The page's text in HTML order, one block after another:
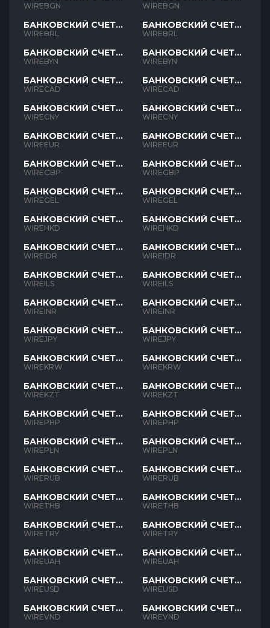
BGN
WIREBGN
БАНКОВСКИЙ СЧЕТ
BRL
WIREBRL
БАНКОВСКИЙ СЧЕТ
BYN
WIREBYN
БАНКОВСКИЙ СЧЕТ
CAD
WIRECAD
БАНКОВСКИЙ СЧЕТ
CNY
WIRECNY
БАНКОВСКИЙ СЧЕТ
EUR
WIREEUR
БАНКОВСКИЙ СЧЕТ
GBP
WIREGBP
БАНКОВСКИЙ СЧЕТ
GEL
WIREGEL
БАНКОВСКИЙ СЧЕТ
HKD
WIREHKD
БАНКОВСКИЙ СЧЕТ
IDR
WIREIDR
БАНКОВСКИЙ СЧЕТ
ILS
WIREILS
БАНКОВСКИЙ СЧЕТ
INR
WIREINR
БАНКОВСКИЙ СЧЕТ
JPY
WIREJPY
БАНКОВСКИЙ СЧЕТ
KRW
WIREKRW
БАНКОВСКИЙ СЧЕТ
KZT
WIREKZT
БАНКОВСКИЙ СЧЕТ
PHP
WIREPHP
БАНКОВСКИЙ СЧЕТ
PLN
WIREPLN
БАНКОВСКИЙ СЧЕТ
RUB
WIRERUB
БАНКОВСКИЙ СЧЕТ
THB
WIRETHB
БАНКОВСКИЙ СЧЕТ
TRY
WIRETRY
БАНКОВСКИЙ СЧЕТ
UAH
WIREUAH
БАНКОВСКИЙ СЧЕТ
USD
WIREUSD
БАНКОВСКИЙ СЧЕТ
VND
WIREVND
BGN
WIREBGN
БАНКОВСКИЙ СЧЕТ
BRL
WIREBRL
БАНКОВСКИЙ СЧЕТ
BYN
WIREBYN
БАНКОВСКИЙ СЧЕТ
CAD
WIRECAD
БАНКОВСКИЙ СЧЕТ
CNY
WIRECNY
БАНКОВСКИЙ СЧЕТ
EUR
WIREEUR
БАНКОВСКИЙ СЧЕТ
GBP
WIREGBP
БАНКОВСКИЙ СЧЕТ
GEL
WIREGEL
БАНКОВСКИЙ СЧЕТ
HKD
WIREHKD
БАНКОВСКИЙ СЧЕТ
IDR
WIREIDR
БАНКОВСКИЙ СЧЕТ
ILS
WIREILS
БАНКОВСКИЙ СЧЕТ
INR
WIREINR
БАНКОВСКИЙ СЧЕТ
JPY
WIREJPY
БАНКОВСКИЙ СЧЕТ
KRW
WIREKRW
БАНКОВСКИЙ СЧЕТ
KZT
WIREKZT
БАНКОВСКИЙ СЧЕТ
PHP
WIREPHP
БАНКОВСКИЙ СЧЕТ
PLN
WIREPLN
БАНКОВСКИЙ СЧЕТ
RUB
WIRERUB
БАНКОВСКИЙ СЧЕТ
THB
WIRETHB
БАНКОВСКИЙ СЧЕТ
TRY
WIRETRY
БАНКОВСКИЙ СЧЕТ
UAH
WIREUAH
БАНКОВСКИЙ СЧЕТ
USD
WIREUSD
БАНКОВСКИЙ СЧЕТ
VND
WIREVND